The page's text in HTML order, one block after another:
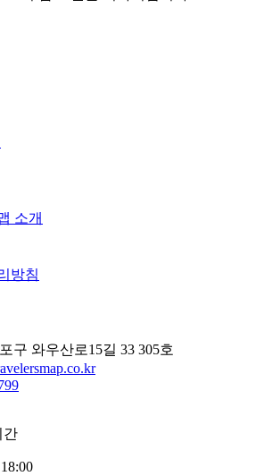
소개
방침
구 와우산로15길 33 305호
간